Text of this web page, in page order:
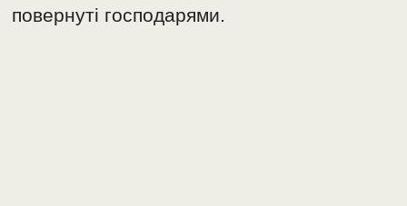
повернуті господарями.